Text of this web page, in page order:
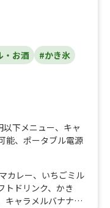
・お酒 #かき氷
以下メニュー、 キャ
能、 ポータブル電源
カレー、いちごミル
トドリンク、かき
キャラメルバナナナ